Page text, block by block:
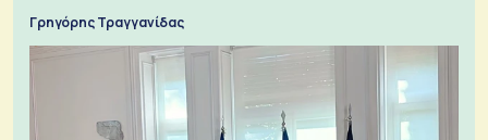
Γρηγόρης Τραγγανίδας